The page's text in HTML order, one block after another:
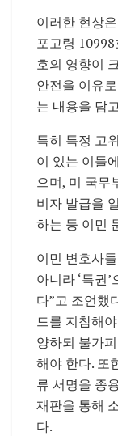
이러한 현상
포고령
호의 영향이
안전을 이유
는 내용을 담
특히 특정 고
이 있는 이들
으며, 미 국무
비자 발급을
하는 등 이민
이민 변호사
아니라 ‘특권
다”고 조언했
드를 지참해
양하되 불가
해야 한다. 또
류 서명을 종
재판을 통해
다.